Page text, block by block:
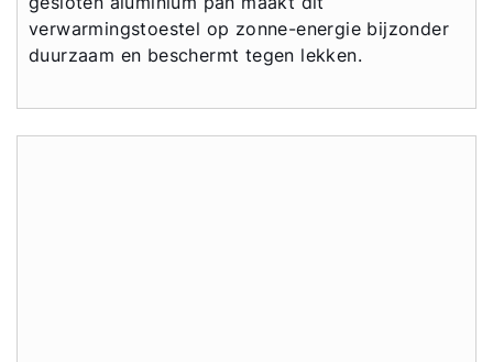
verwarmingstoestel op zonne-energie bijzonder
duurzaam en beschermt tegen lekken.